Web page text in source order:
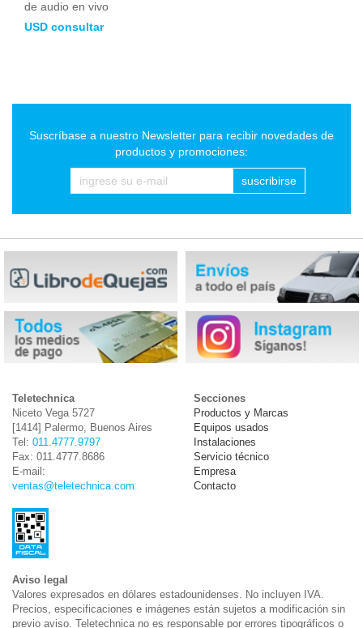
de audio en vivo
USD consultar
Suscríbase a nuestro Newsletter para recibir novedades de
productos y promociones:
suscribirse
Teletechnica
Niceto Vega 5727
[1414] Palermo, Buenos Aires
Tel: 011.4777.9797
Fax: 011.4777.8686
E-mail:
ventas@teletechnica.com
Secciones
Productos y Marcas
Equipos usados
Instalaciones
Servicio técnico
Empresa
Contacto
Aviso legal
Valores expresados en dólares estadounidenses. No incluyen IVA.
Precios, especificaciones e imágenes están sujetos a modificación sin
previo aviso. Teletechnica no es responsable por errores tipográficos o